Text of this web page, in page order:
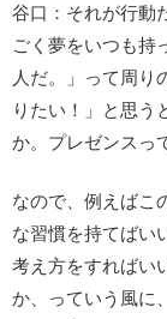
谷口：それが行動
ごく夢をいつも持
人だ。」って周り
りたい！」と思う
か。プレゼンスっ
なので、例えばこ
な習慣を持てばい
考え方をすればい
か、っていう風に